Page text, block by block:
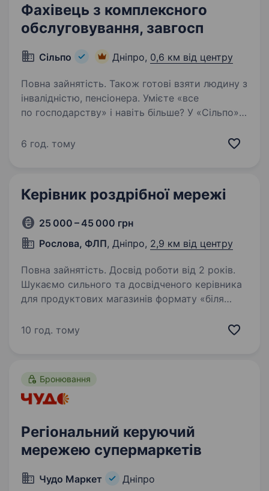
Фахівець з комплексного
обслуговування, завгосп
Сільпо Дніпро, 0,6 км від центру
Повна зайнятість. Також готові взяти людину з
інвалідністю, пенсіонера. Умієте «все
по господарству» і навіть більше? У «Сільпо»
Що потрібно робити Виконувати дрібні
6 год. тому
Керівник роздрібної мережі
25 000 – 45 000 грн
Рослова, ФЛП, Дніпро, 2,9 км від центру
Повна зайнятість. Досвід роботи від 2 років.
Шукаємо сильного та досвідченого керівника
для продуктових магазинів формату «біля
яка добре розуміє роботу продуктового
10 год. тому
Бронювання
Регіональний керуючий
мережею супермаркетів
Чудо Маркет Дніпро